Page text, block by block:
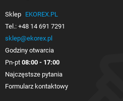
Sklep EKOREX.PL
Tel.: +48 14 691 7291
sklep@ekorex.pl
Godziny otwarcia
Pn-pt 08:00 - 17:00
Najczęstsze pytania
Formularz kontaktowy